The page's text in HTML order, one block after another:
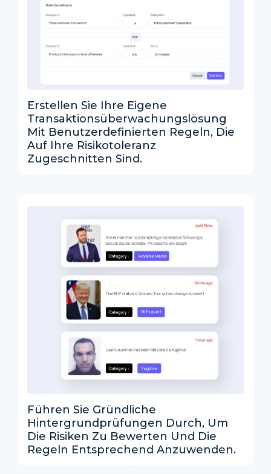
Erstellen Sie Ihre Eigene
Transaktionsüberwachungslösung
Mit Benutzerdefinierten Regeln, Die
Auf Ihre Risikotoleranz
Zugeschnitten Sind.
Führen Sie Gründliche
Hintergrundprüfungen Durch, Um
Die Risiken Zu Bewerten Und Die
Regeln Entsprechend Anzuwenden.